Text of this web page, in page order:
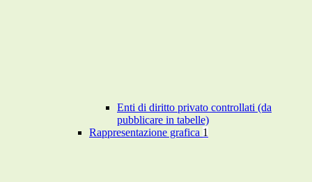
Enti di diritto privato controllati (da
pubblicare in tabelle)
Rappresentazione grafica 1